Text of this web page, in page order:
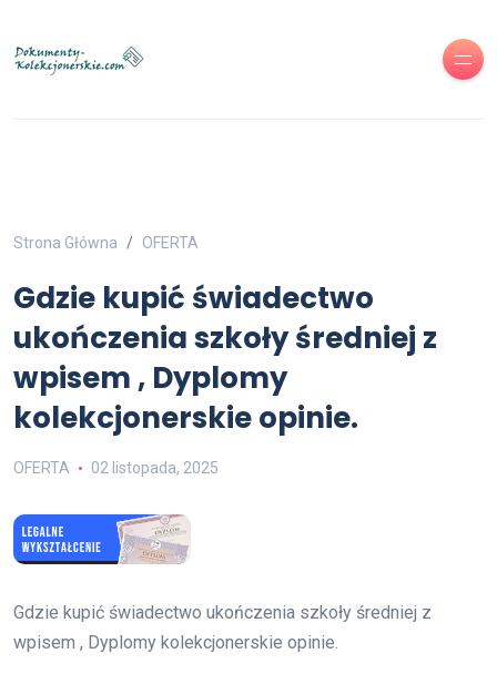
Strona Główna OFERTA
Gdzie kupić świadectwo
ukończenia szkoły średniej z
wpisem , Dyplomy
kolekcjonerskie opinie.
OFERTA 02 listopada, 2025
Gdzie kupić świadectwo ukończenia szkoły średniej z
wpisem , Dyplomy kolekcjonerskie opinie.